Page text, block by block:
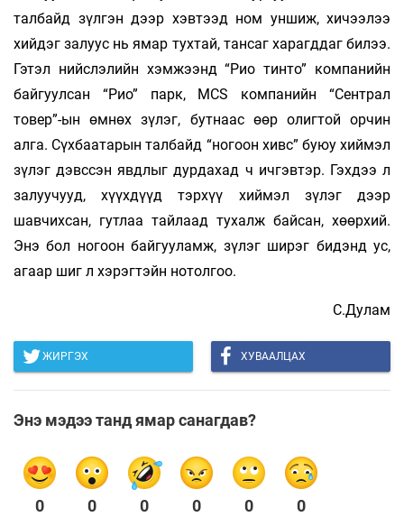
талбайд зүлгэн дээр хэвтээд ном уншиж, хичээлээ
хийдэг залуус нь ямар тухтай, тансаг харагддаг билээ.
Гэтэл нийслэлийн хэмжээнд “Рио тинто” компанийн
байгуулсан “Рио” парк, MCS компанийн “Сентрал
товер”-ын өмнөх зүлэг, бутнаас өөр олигтой орчин
алга. Сүхбаатарын талбайд “ногоон хивс” буюу хиймэл
зүлэг дэвссэн явдлыг дурдахад ч ичгэвтэр. Гэхдээ л
залуучууд, хүүхдүүд тэрхүү хиймэл зүлэг дээр
шавчихсан, гутлаа тайлаад тухалж байсан, хөөрхий.
Энэ бол ногоон байгууламж, зүлэг ширэг бидэнд ус,
агаар шиг л хэрэгтэйн нотолгоо.
С.Дулам
ЖИРГЭХ ХУВААЛЦАХ
Энэ мэдээ танд ямар санагдав?
0 0 0 0 0 0